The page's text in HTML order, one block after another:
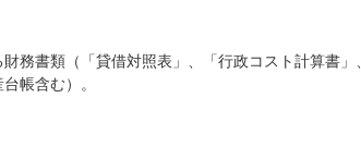
務書類（「貸借対照表」、「行政コスト計算書」
帳含む）。